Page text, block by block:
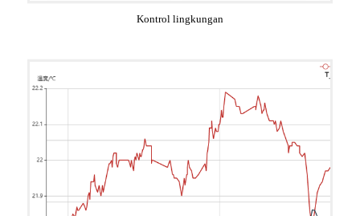
Kontrol lingkungan